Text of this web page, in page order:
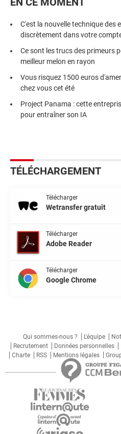
C'est la nouvelle technique des
discrètement dans votre
Ce sont les trucs des primeurs
meilleur melon en rayon
Vous risquez 1500 euros
chez vous cet été
Project Panama : cette
pour entraîner son IA
TÉLÉCHARGEMENT
Télécharger
Wetransfer gratuit
Télécharger
Adobe Reader
Télécharger
Google Chrome
Qui sommes-nous ? L'équipe
Recrutement
Données personnelles
Charte
RSS Mentions légales